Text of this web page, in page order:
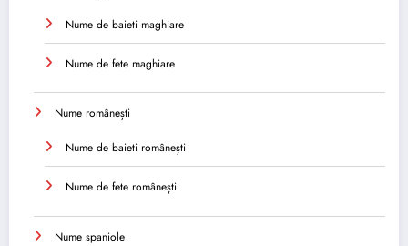
Nume de baieti maghiare
Nume de fete maghiare
Nume românești
Nume de baieti românești
Nume de fete românești
Nume spaniole